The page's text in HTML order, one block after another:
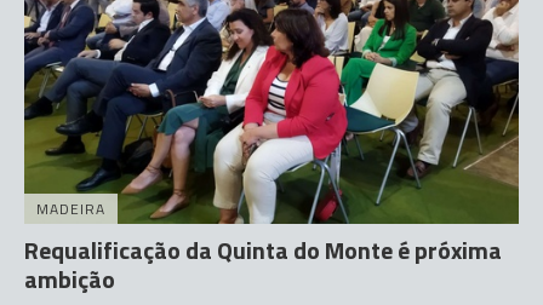
MADEIRA
Requalificação da Quinta do Monte é próxima
ambição